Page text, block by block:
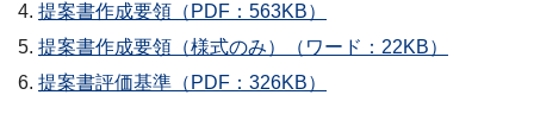
提案書作成要領（PDF：563KB）
提案書作成要領（様式のみ）（ワード：22KB）
提案書評価基準（PDF：326KB）